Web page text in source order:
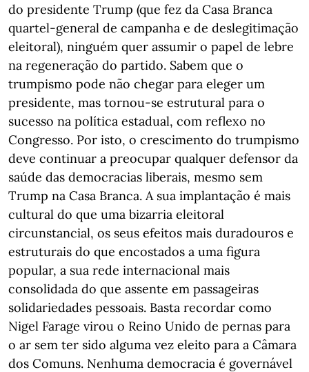
do presidente Trump (que fez da Casa Branca
quartel-general de campanha e de deslegitimação
eleitoral), ninguém quer assumir o papel de lebre
na regeneração do partido. Sabem que o
trumpismo pode não chegar para eleger um
presidente, mas tornou-se estrutural para o
sucesso na política estadual, com reflexo no
Congresso. Por isto, o crescimento do trumpismo
deve continuar a preocupar qualquer defensor da
saúde das democracias liberais, mesmo sem
Trump na Casa Branca. A sua implantação é mais
cultural do que uma bizarria eleitoral
circunstancial, os seus efeitos mais duradouros e
estruturais do que encostados a uma figura
popular, a sua rede internacional mais
consolidada do que assente em passageiras
solidariedades pessoais. Basta recordar como
Nigel Farage virou o Reino Unido de pernas para
o ar sem ter sido alguma vez eleito para a Câmara
dos Comuns. Nenhuma democracia é governável